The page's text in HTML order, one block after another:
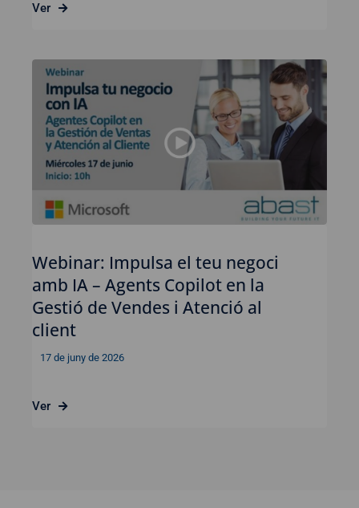
Ver
Webinar: Impulsa el teu negoci
amb IA – Agents Copilot en la
Gestió de Vendes i Atenció al
client
17 de juny de 2026
Ver